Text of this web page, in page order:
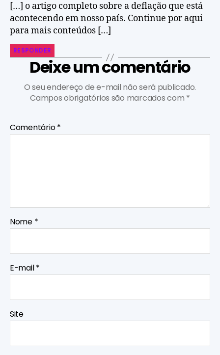
[…] o artigo completo sobre a deflação que está
acontecendo em nosso país. Continue por aqui
para mais conteúdos […]
RESPONDER
Deixe um comentário
O seu endereço de e-mail não será publicado.
Campos obrigatórios são marcados com *
Comentário*
Nome *
E-mail*
Site